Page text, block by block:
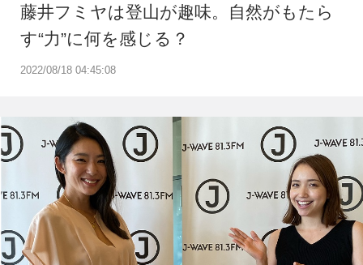
2022/08/18 04:45:08
藤井フミヤは登山が趣味。自然がもたら
す“力”に何を感じる？